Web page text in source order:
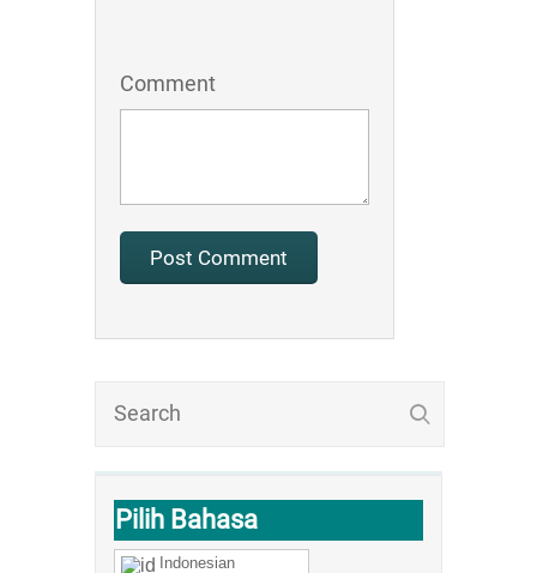
Pilih Bahasa
Indonesian
Comment